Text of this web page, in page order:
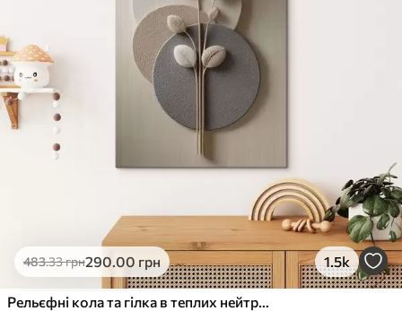
483.33грн290.00 грн 1.5k
Рельєфні кола та гілка в теплих нейтральних тонах